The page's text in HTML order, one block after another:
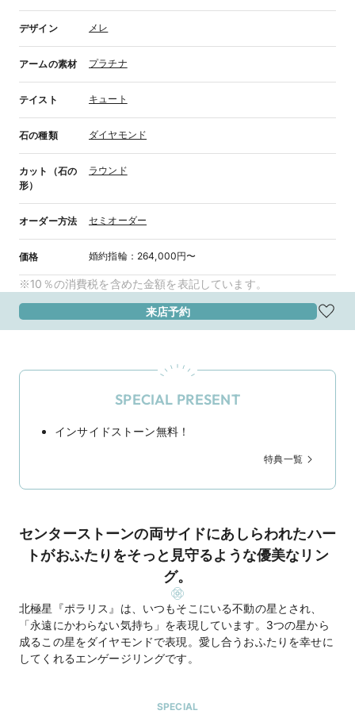
デザイン メレ
アームの素材 プラチナ
テイスト キュート
石の種類 ダイヤモンド
カット（石の
形）
ラウンド
オーダー方法 セミオーダー
価格 婚約指輪： 264,000円〜
※10％の消費税を含めた金額を表記しています。
来店予約
SPECIAL PRESENT
インサイドストーン無料！
特典一覧
センターストーンの両サイドにあしらわれたハー
トがおふたりをそっと見守るような優美なリン
グ。
北極星『ポラリス』は、いつもそこにいる不動の星とされ、
「永遠にかわらない気持ち」を表現しています。3つの星から
成るこの星をダイヤモンドで表現。愛し合うおふたりを幸せに
してくれるエンゲージリングです。
SPECIAL